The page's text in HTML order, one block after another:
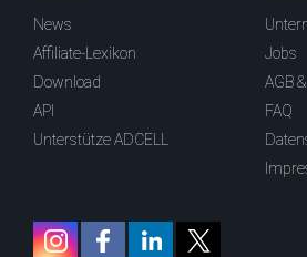
News
Affiliate-Lexikon
Download
API
Unterstütze ADCELL
Jobs
AGB
FAQ